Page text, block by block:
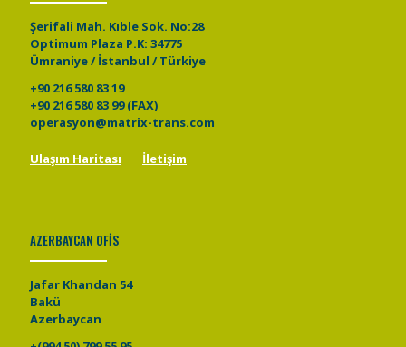
Şerifali Mah. Kıble Sok. No:28
Optimum Plaza P.K: 34775
Ümraniye / İstanbul / Türkiye
+90 216 580 83 19
+90 216 580 83 99 (FAX)
operasyon@matrix-trans.com
Ulaşım Haritası İletişim
AZERBAYCAN OFİS
Jafar Khandan 54
Bakü
Azerbaycan